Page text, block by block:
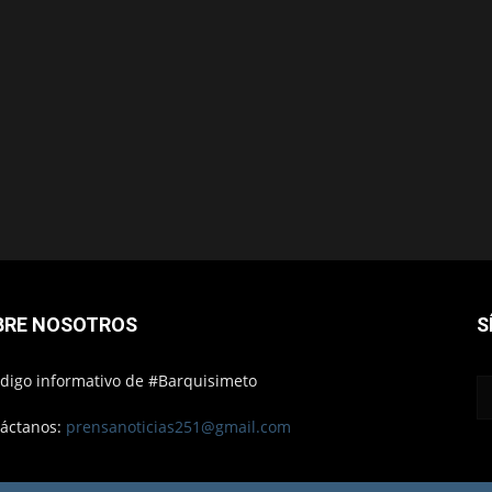
NOSOTROS
informativo de #Barquisimeto
prensanoticias251@gmail.com